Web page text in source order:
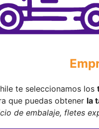
te seleccionamos los
que puedas obtener la
de embalaje, fletes